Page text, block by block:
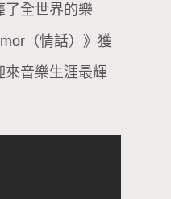
了全世界的樂
（情話）》獲
來音樂生涯最輝